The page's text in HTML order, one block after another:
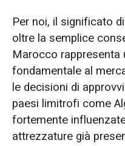
Per noi, il significato
oltre la semplice
Marocco
fondamentale al
le decisioni di
paesi limitrofi come
fortemente
attrezzature già